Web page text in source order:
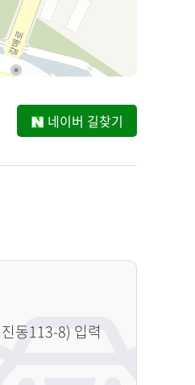
네이버 길찾기
동113-8) 입력